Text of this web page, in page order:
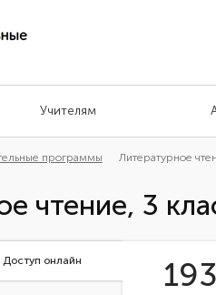
Учителям
программы Литературное
чтение, 3
Доступ онлайн